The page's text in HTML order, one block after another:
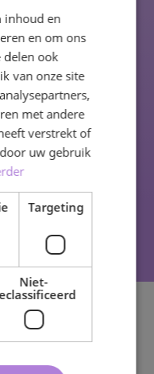
teams
te
(VP)
als
innovatie.
inhoud en
en om ons
delen ook
van onze site
met andere
verstrekt of
uw gebruik
Targeting
Niet-